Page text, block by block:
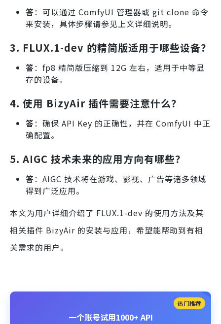
答：可以通过 ComfyUI 管理器或 git clone 命令
来安装，具体步骤请参见上文详细说明。
3. FLUX.1-dev 的精简版适用于哪些设备？
答：fp8 精简版压缩到 12G 左右，适用于中等显
存的设备。
4. 使用 BizyAir 插件需要注意什么？
答：确保 API Key 的正确性，并在 ComfyUI 中正
确配置。
5. AIGC 技术未来的应用方向有哪些？
答：AIGC 技术将在游戏、影视、广告等诸多领域
得到广泛应用。
本文为用户详细介绍了 FLUX.1-dev 的使用方法及其
相关插件 BizyAir 的安装与应用，希望能帮助到有相
关需求的用户。
热门推荐
一个账号试用1000+ API